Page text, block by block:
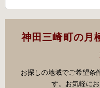
神田三崎町の月
お探しの地域でご希望条
す。お気軽に